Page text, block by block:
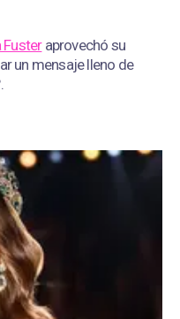
aprovechó su
un mensaje lleno de